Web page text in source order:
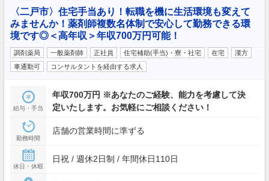
〈二戸市〉住宅手当あり！転職を機に生活環境も変えて
みませんか！薬剤師複数名体制で安心して勤務できる環
境です◎＜高年収＞年収700万円可能！
調剤薬局 一般薬剤師 正社員 住宅補助(手当)・寮・社宅 在宅
漢方
車通勤可
コンサルタントを経由する求人
給与・手当
年収700万円 ※あなたのご経験、能力を考慮して決
定いたします。お気軽にご相談ください！
勤務時間
店舗の営業時間に準ずる
休日・休暇
日祝 / 週休2日制 / 年間休日110日